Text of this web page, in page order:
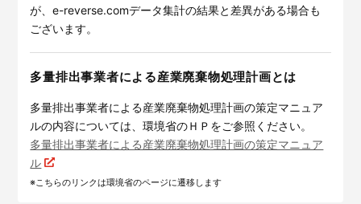
が、e-reverse.comデータ集計の結果と差異がある場合も
ございます。
多量排出事業者による産業廃棄物処理計画とは
多量排出事業者による産業廃棄物処理計画の策定マニュア
ルの内容については、環境省のＨＰをご参照ください。
多量排出事業者による産業廃棄物処理計画の策定マニュア
ル
※こちらのリンクは環境省のページに遷移します